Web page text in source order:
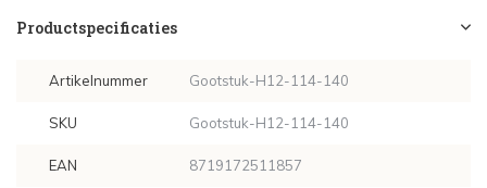
Productspecificaties
Artikelnummer Gootstuk-H12-114-140
SKU Gootstuk-H12-114-140
EAN 8719172511857